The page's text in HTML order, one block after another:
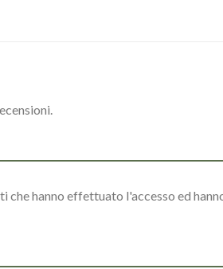
che hanno effettuato l'accesso ed